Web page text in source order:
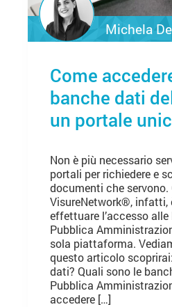
Come
banche dati
un portale
Non è più necessario
portali per richiedere e
documenti che servono.
VisureNetwork®, infatti,
effettuare l’accesso
Pubblica
sola piattaforma.
questo articolo
dati? Quali sono le
Pubblica
accedere […]
Michela